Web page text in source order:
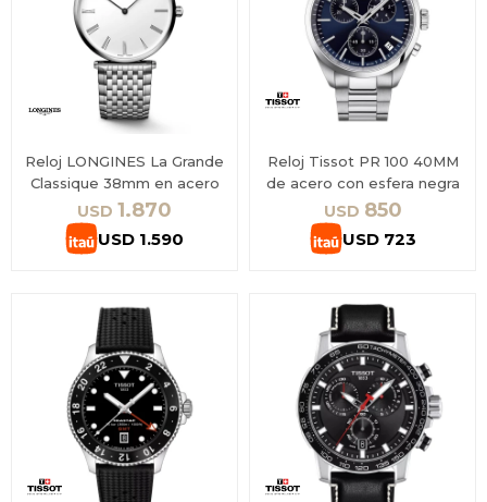
Reloj LONGINES La Grande
Classique 38mm en acero
USD 1.870
USD 1.590
Reloj Tissot PR 100 40MM
de acero con esfera negra
USD 850
USD 723